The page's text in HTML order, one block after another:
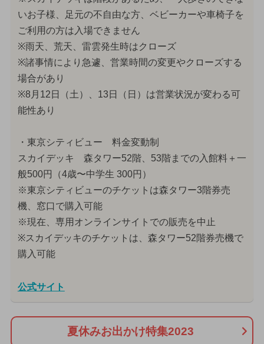
いお子様、足元の不自由な方、ベビーカーや車椅子を
ご利用の方は入場できません
※雨天、荒天、雷雲発生時はクローズ
※諸事情により急遽、営業時間の変更やクローズする
場合があり
※8月12日（土）、13日（日）は営業状況が変わる可
能性あり
・東京シティビュー 料金変動制
スカイデッキ 森タワー52階、53階までの入館料＋一
般500円（4歳〜中学生 300円）
※東京シティビューのチケットは森タワー3階券売
機、窓口で購入可能
※現在、専用オンラインサイトでの販売を中止
※スカイデッキのチケットは、森タワー52階券売機で
購入可能
公式サイト
夏休みお出かけ特集2023